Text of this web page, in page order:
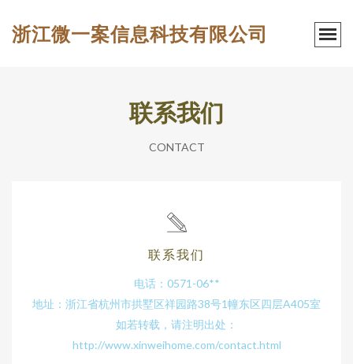
浙江微一案信息科技有限公司
联系我们
CONTACT
联系我们
电话：0571-06**
地址：浙江省杭州市拱墅区祥园路38号1幢东区四层A405室
如若转载，请注明出处：
http://www.xinweihome.com/contact.html